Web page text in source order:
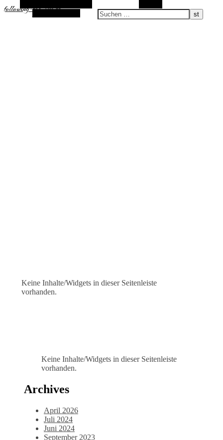
following-the-sun.de
Zufallsauswahl
Keine Inhalte/Widgets in dieser Seitenleiste
vorhanden.
Keine Inhalte/Widgets in dieser Seitenleiste
vorhanden.
Archives
April 2026
Juli 2024
Juni 2024
September 2023